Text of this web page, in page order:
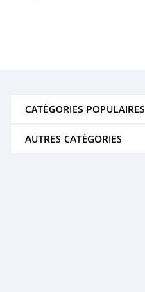
CATÉGORIES POPULAIRES
AUTRES CATÉGORIES